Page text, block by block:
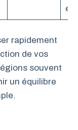
en
rapidement
de vos
souvent
un équilibre